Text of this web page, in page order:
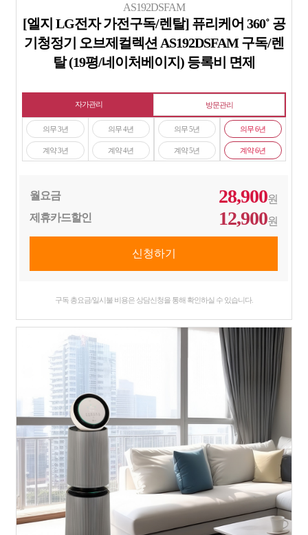
AS192DSFAM
[엘지 LG전자 가전구독/렌탈] 퓨리케어 360˚ 공
기청정기 오브제컬렉션 AS192DSFAM 구독/렌
탈 (19평/네이처베이지) 등록비 면제
자가관리 방문관리
의무 3년
계약 3년
의무 4년
계약 4년
의무 5년
계약 5년
의무 6년
계약 6년
월요금 28,900원
제휴카드할인
12,900원
구독 총요금/일시불 비용은 상담신청을 통해 확인하실 수 있습니다.